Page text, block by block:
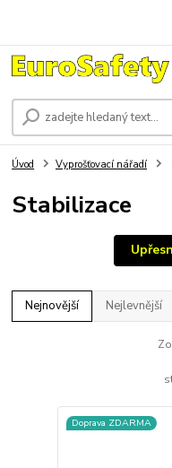
Úvod Vyprošťovací nářadí
Stabilizace
Nejnovější Nejlevnější
Doprava ZDARMA